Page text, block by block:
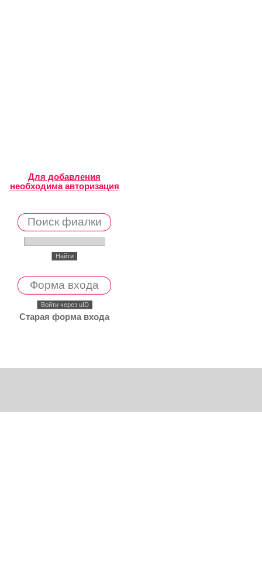
Для добавления
необходима авторизация
Поиск фиалки
Форма входа
Войти через uID
Старая форма входа